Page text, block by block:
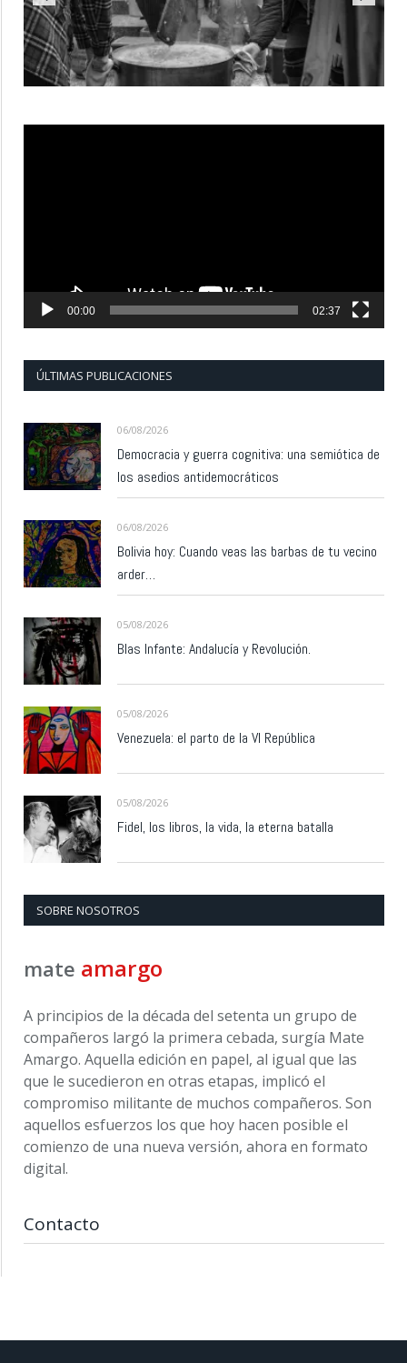
00:00 02:37
ÚLTIMAS PUBLICACIONES
06/08/2026
Democracia y guerra cognitiva: una semiótica de
los asedios antidemocráticos
06/08/2026
Bolivia hoy: Cuando veas las barbas de tu vecino
arder…
05/08/2026
Blas Infante: Andalucía y Revolución.
05/08/2026
Venezuela: el parto de la VI República
05/08/2026
Fidel, los libros, la vida, la eterna batalla
SOBRE NOSOTROS
mate amargo
A principios de la década del setenta un grupo de
compañeros largó la primera cebada, surgía Mate
Amargo. Aquella edición en papel, al igual que las
que le sucedieron en otras etapas, implicó el
compromiso militante de muchos compañeros. Son
aquellos esfuerzos los que hoy hacen posible el
comienzo de una nueva versión, ahora en formato
digital.
Contacto